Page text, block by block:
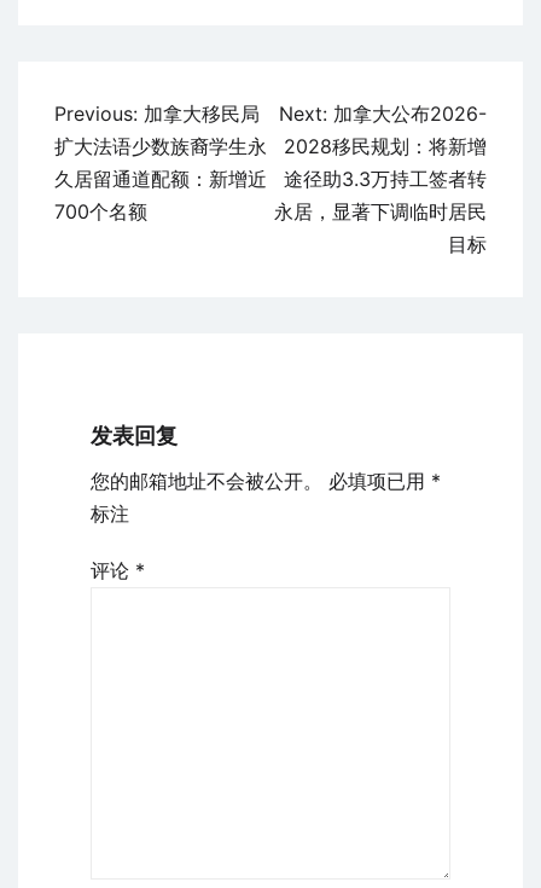
文
章
导
航
Previous: 加拿大移民局
扩大法语少数族裔学生永
久居留通道配额：新增近
700个名额
Next: 加拿大公布2026-
2028移民规划：将新增
途径助3.3万持工签者转
永居，显著下调临时居民
目标
发表回复
您的邮箱地址不会被公开。 必填项已用 *
标注
评论 *